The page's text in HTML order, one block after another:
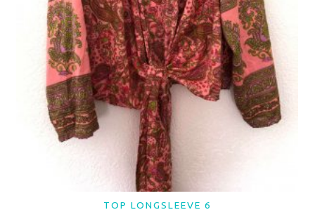
LER MAIS
TOP LONGSLEEVE 6